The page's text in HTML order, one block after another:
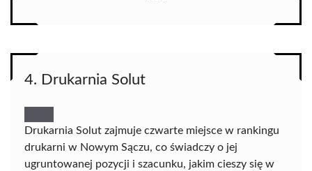
4. Drukarnia Solut
Drukarnia Solut zajmuje czwarte miejsce w rankingu
drukarni w Nowym Sączu, co świadczy o jej
ugruntowanej pozycji i szacunku, jakim cieszy się w